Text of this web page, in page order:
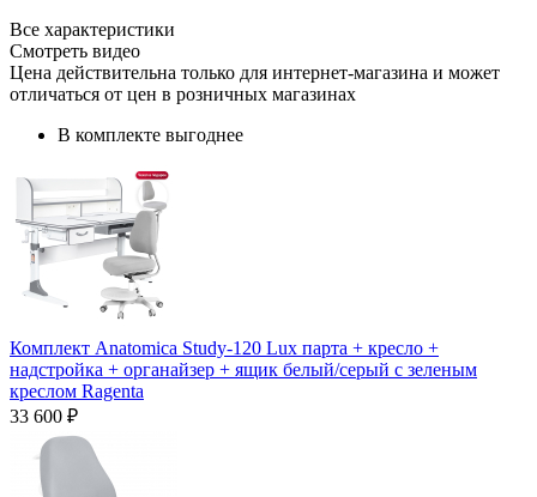
Все характеристики
Смотреть видео
Цена действительна только для интернет-магазина и может
отличаться от цен в розничных магазинах
В комплекте выгоднее
Комплект Anatomica Study-120 Lux парта + кресло +
надстройка + органайзер + ящик белый/серый с зеленым
креслом Ragenta
33 600 ₽